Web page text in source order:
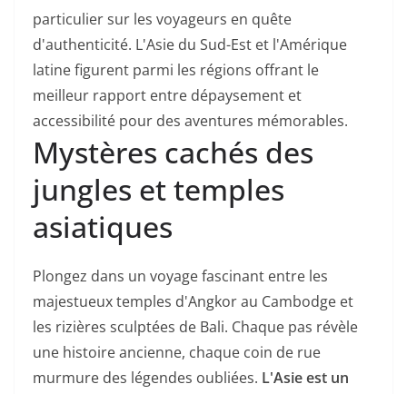
particulier sur les voyageurs en quête
d'authenticité. L'Asie du Sud-Est et l'Amérique
latine figurent parmi les régions offrant le
meilleur rapport entre dépaysement et
accessibilité pour des aventures mémorables.
Mystères cachés des
jungles et temples
asiatiques
Plongez dans un voyage fascinant entre les
majestueux temples d'Angkor au Cambodge et
les rizières sculptées de Bali. Chaque pas révèle
une histoire ancienne, chaque coin de rue
murmure des légendes oubliées. L'Asie est un